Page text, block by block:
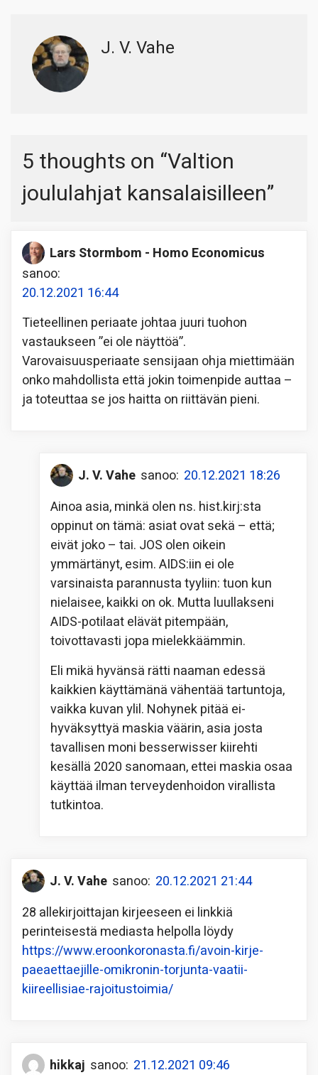
J. V. Vahe
5 thoughts on “Valtion
joululahjat kansalaisilleen”
Lars Stormbom - Homo Economicus
sanoo:
20.12.2021 16:44
Tieteellinen periaate johtaa juuri tuohon
vastaukseen ”ei ole näyttöä”.
Varovaisuusperiaate sensijaan ohja miettimään
onko mahdollista että jokin toimenpide auttaa –
ja toteuttaa se jos haitta on riittävän pieni.
J. V. Vahe sanoo: 20.12.2021 18:26
Ainoa asia, minkä olen ns. hist.kirj:sta
oppinut on tämä: asiat ovat sekä – että;
eivät joko – tai. JOS olen oikein
ymmärtänyt, esim. AIDS:iin ei ole
varsinaista parannusta tyyliin: tuon kun
nielaisee, kaikki on ok. Mutta luullakseni
AIDS-potilaat elävät pitempään,
toivottavasti jopa mielekkäämmin.
Eli mikä hyvänsä rätti naaman edessä
kaikkien käyttämänä vähentää tartuntoja,
vaikka kuvan ylil. Nohynek pitää ei-
hyväksyttyä maskia väärin, asia josta
tavallisen moni besserwisser kiirehti
kesällä 2020 sanomaan, ettei maskia osaa
käyttää ilman terveydenhoidon virallista
tutkintoa.
J. V. Vahe sanoo: 20.12.2021 21:44
28 allekirjoittajan kirjeeseen ei linkkiä
perinteisestä mediasta helpolla löydy
https://www.eroonkoronasta.fi/avoin-kirje-
paeaettaejille-omikronin-torjunta-vaatii-
kiireellisiae-rajoitustoimia/
hikkaj sanoo: 21.12.2021 09:46